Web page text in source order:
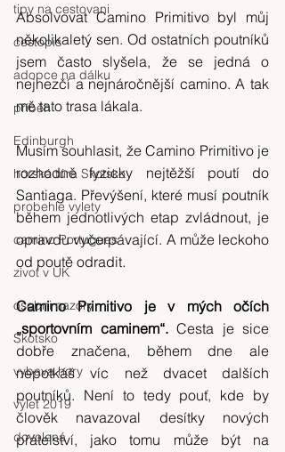
tipy na cestovani
cestopis
adopce na dálku
příběh
Edinburgh
horská túra Skotsko
probehle vylety
camino Portugues
zivot v UK
osobni nazory
Skotsko
vybava hory
výlet 2019
dovolená
Absolvovat Camino Primitivo byl můj
několikaletý sen. Od ostatních poutníků
jsem často slyšela, že se jedná o
nejhezčí a nejnáročnější camino. A tak
mě tato trasa lákala.
Musím souhlasit, že Camino Primitivo je
rozhodně fyzicky nejtěžší poutí do
Santiaga. Převýšení, které musí poutník
během jednotlivých etap zvládnout, je
opravdu vyčerpávající. A může leckoho
od poutě odradit.
Camino Primitivo je v mých očích
„sportovním caminem“. Cesta je sice
dobře značena, během dne ale
nepotkáš víc než dvacet dalších
poutníků. Není to tedy pouť, kde by
člověk navazoval desítky nových
přátelství, jako tomu může být na